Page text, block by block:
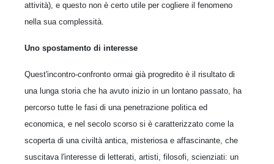
attività), e questo non è certo utile per cogliere il fenomeno
nella sua complessità.
Uno spostamento di interesse
Quest'incontro-confronto ormai già progredito è il risultato di
una lunga storia che ha avuto inizio in un lontano passato, ha
percorso tutte le fasi di una penetrazione politica ed
economica, e nel secolo scorso si è caratterizzato come la
scoperta di una civiltà antica, misteriosa e affascinante, che
suscitava l'interesse di letterati, artisti, filosofi, scienziati: un